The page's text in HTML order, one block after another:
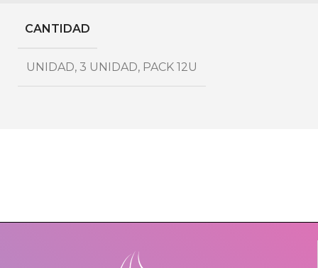
CANTIDAD
UNIDAD, 3 UNIDAD, PACK 12U